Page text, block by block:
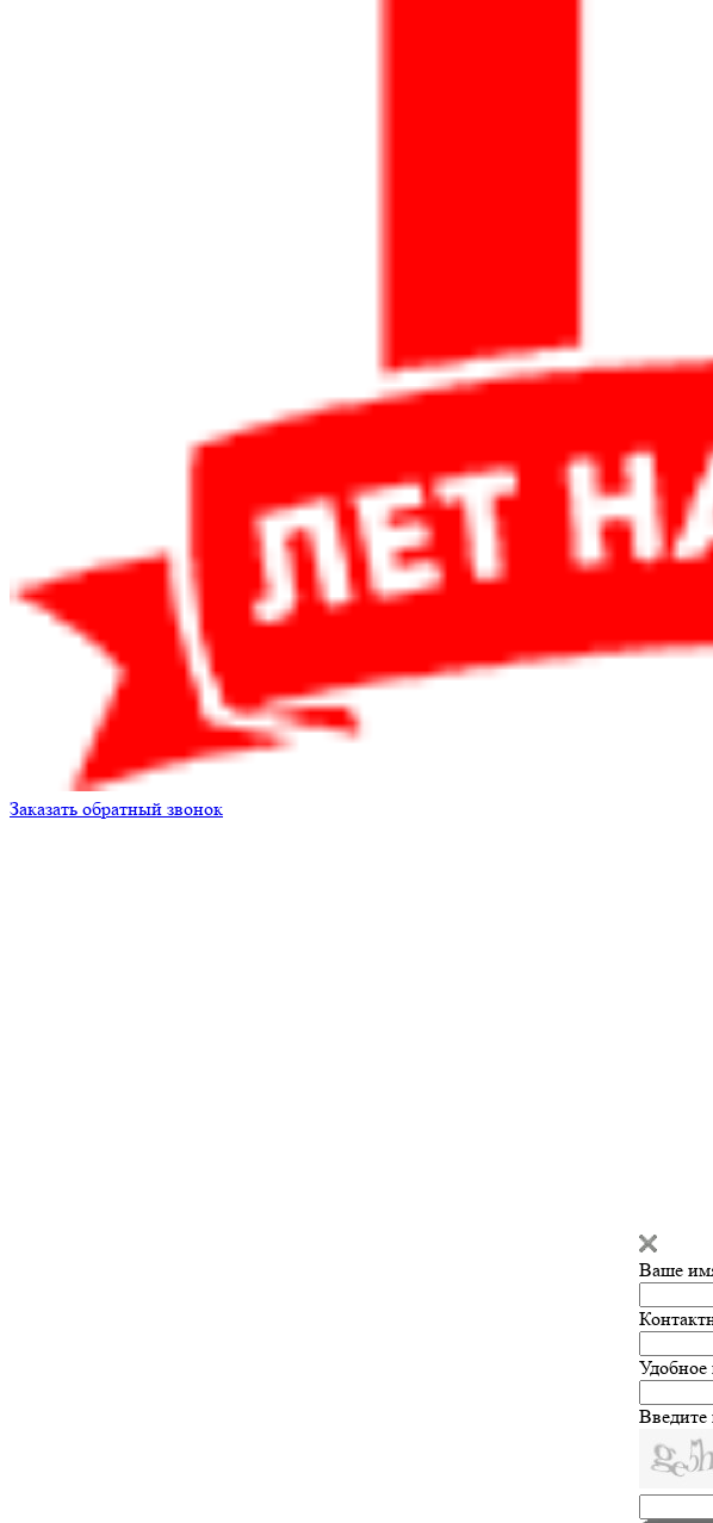
Заказать обратный звонок
Ваше
Удобное
Введите